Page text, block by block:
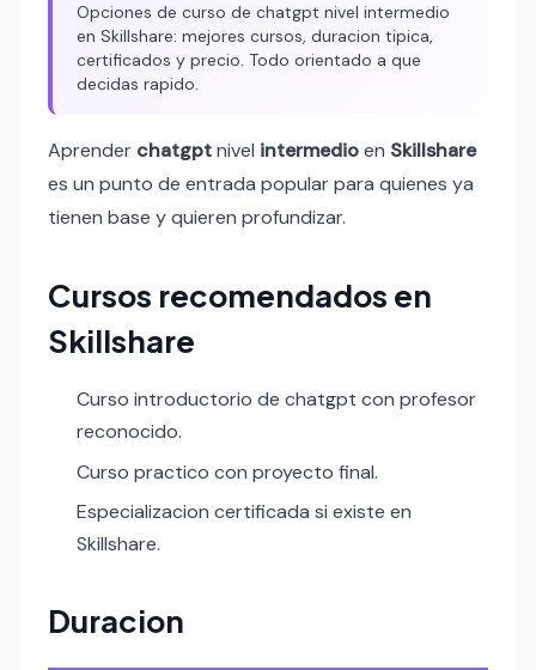
Opciones de curso de chatgpt nivel intermedio
en Skillshare: mejores cursos, duracion tipica,
certificados y precio. Todo orientado a que
decidas rapido.
Aprender chatgptnivel intermedioen Skillshare
es un punto de entrada popular para quienes ya
tienen base y quieren profundizar.
Cursos recomendados en
Skillshare
Curso introductorio de chatgpt con profesor
reconocido.
Curso practico con proyecto final.
Especializacion certificada si existe en
Skillshare.
Duracion